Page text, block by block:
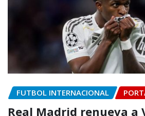
FUTBOL INTERNACIONAL
Real Madrid renueva a